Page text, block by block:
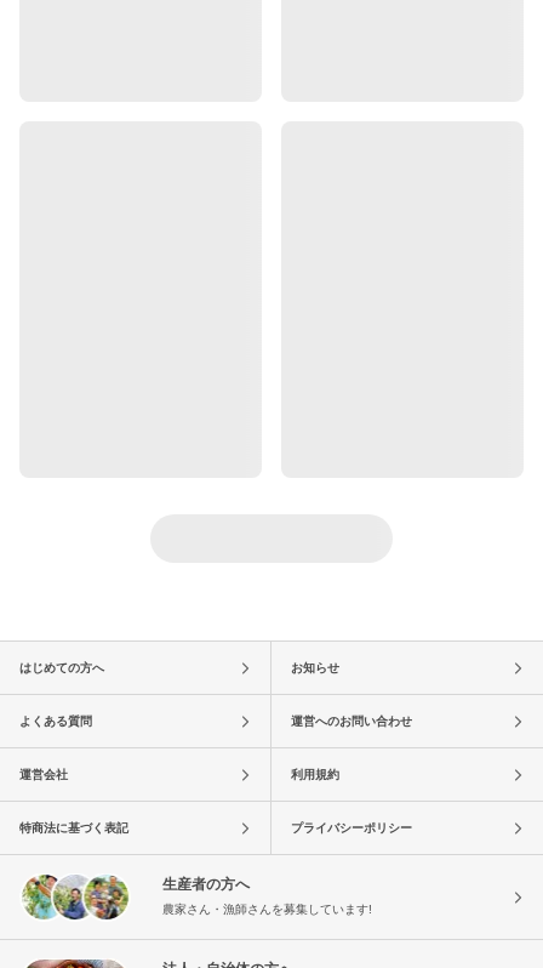
はじめての方へ お知らせ
よくある質問 運営へのお問い合わせ
運営会社 利用規約
特商法に基づく表記 プライバシーポリシー
生産者の方へ
農家さん・漁師さんを募集しています!